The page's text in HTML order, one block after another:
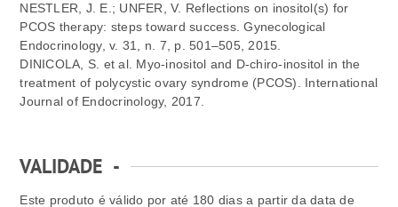
NESTLER, J. E.; UNFER, V. Reflections on inositol(s) for
PCOS therapy: steps toward success. Gynecological
Endocrinology, v. 31, n. 7, p. 501–505, 2015.
DINICOLA, S. et al. Myo-inositol and D-chiro-inositol in the
treatment of polycystic ovary syndrome (PCOS). International
Journal of Endocrinology, 2017.
VALIDADE -
Este produto é válido por até 180 dias a partir da data de